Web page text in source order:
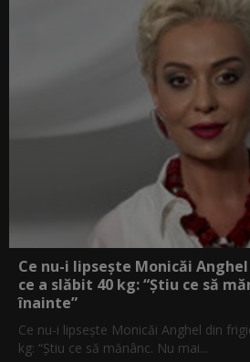
Ce nu-i lipsește Monicăi
ce a slăbit 40 kg: “Știu ce să
înainte”
Ce nu-i lipsește Monicăi Anghel din
kg: “Știu ce să mănânc. Nu mai...